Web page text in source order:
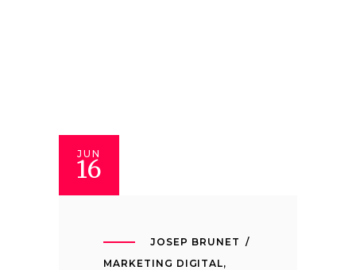
JUN
16
JOSEP BRUNET
MARKETING DIGITAL,